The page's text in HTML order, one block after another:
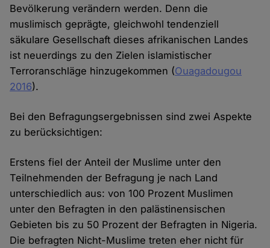
Bevölkerung verändern werden. Denn die
muslimisch geprägte, gleichwohl tendenziell
säkulare Gesellschaft dieses afrikanischen Landes
ist neuerdings zu den Zielen islamistischer
Terroranschläge hinzugekommen (Ouagadougou
2016).
Bei den Befragungsergebnissen sind zwei Aspekte
zu berücksichtigen:
Erstens fiel der Anteil der Muslime unter den
Teilnehmenden der Befragung je nach Land
unterschiedlich aus: von 100 Prozent Muslimen
unter den Befragten in den palästinensischen
Gebieten bis zu 50 Prozent der Befragten in Nigeria.
Die befragten Nicht-Muslime treten eher nicht für